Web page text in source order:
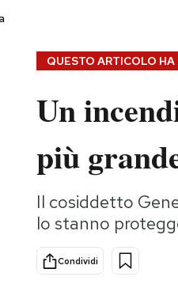
Boomer!
QUESTO ARTICOLO HA
Un
più
Il cosiddetto
lo stanno
Condividi